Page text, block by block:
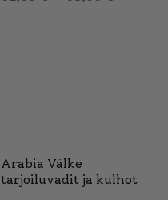
Arabia Välke
tarjoiluvadit ja kulhot